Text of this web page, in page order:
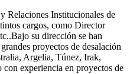
Relaciones Institucionales de
cargos, como Director
su dirección se han
proyectos de desalación
Argelia, Túnez, Irak,
experiencia en proyectos de